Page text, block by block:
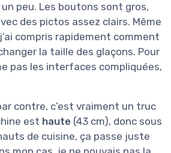
un peu. Les boutons sont gros,
des pictos assez clairs. Même
compris rapidement comment
la taille des glaçons. Pour
pas les interfaces compliquées,
contre, c’est vraiment un truc
est haute (43 cm), donc sous
de cuisine, ça passe juste